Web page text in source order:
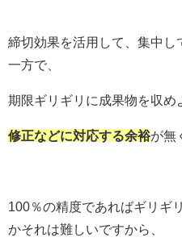
締切効果を活用して、集中し
一方で、
期限ギリギリに成果物を収め
修正などに対応する余裕が無
100％の精度であればギリギ
かそれは難しいですから、